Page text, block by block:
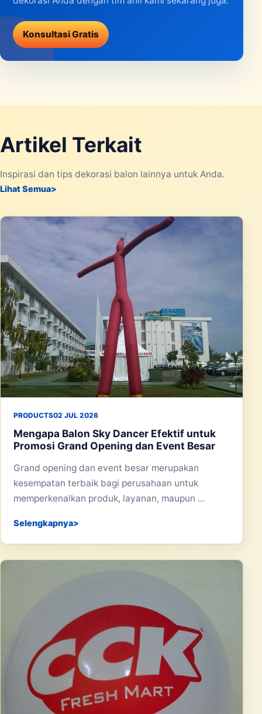
Konsultasi Gratis
Artikel Terkait
Inspirasi dan tips dekorasi balon lainnya untuk Anda.
Lihat Semua
PRODUCTS02 JUL 2026
Mengapa Balon Sky Dancer Efektif untuk
Promosi Grand Opening dan Event Besar
Grand opening dan event besar merupakan
kesempatan terbaik bagi perusahaan untuk
memperkenalkan produk, layanan, maupun ...
Selengkapnya